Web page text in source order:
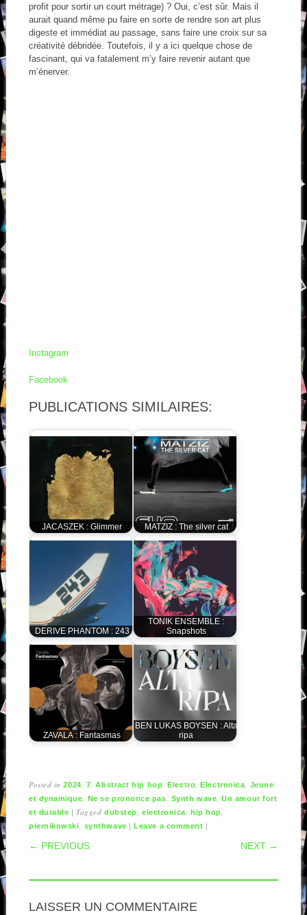
profit pour sortir un court métrage) ? Oui, c’est sûr. Mais il
aurait quand même pu faire en sorte de rendre son art plus
digeste et immédiat au passage, sans faire une croix sur sa
créativité débridée. Toutefois, il y a ici quelque chose de
fascinant, qui va fatalement m’y faire revenir autant que
m’énerver.
Instagram
Facebook
PUBLICATIONS SIMILAIRES:
JACASZEK : Glimmer MATZIZ : The silver cat
DERIVE PHANTOM : 243
TONIK ENSEMBLE :
Snapshots
ZAVALA : Fantasmas
BEN LUKAS BOYSEN : Alta
ripa
Posted in2024, 7,Abstract hip hop,Electro,Electronica, Jeune
et dynamique, Ne se prononce pas, Synth wave,Un amour fort
et durable |Tagged dubstep, electronica,hip hop,
piernikowski, synthwave |Leave a comment |
POST NAVIGATION
← PREVIOUS NEXT →
LAISSER UN COMMENTAIRE